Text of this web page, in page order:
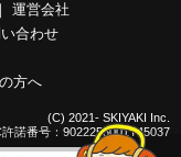
｜ 運営会社
合わせ
方へ
(C) 2021- SKIYAKI Inc.
諾番号：9022255001Y45037